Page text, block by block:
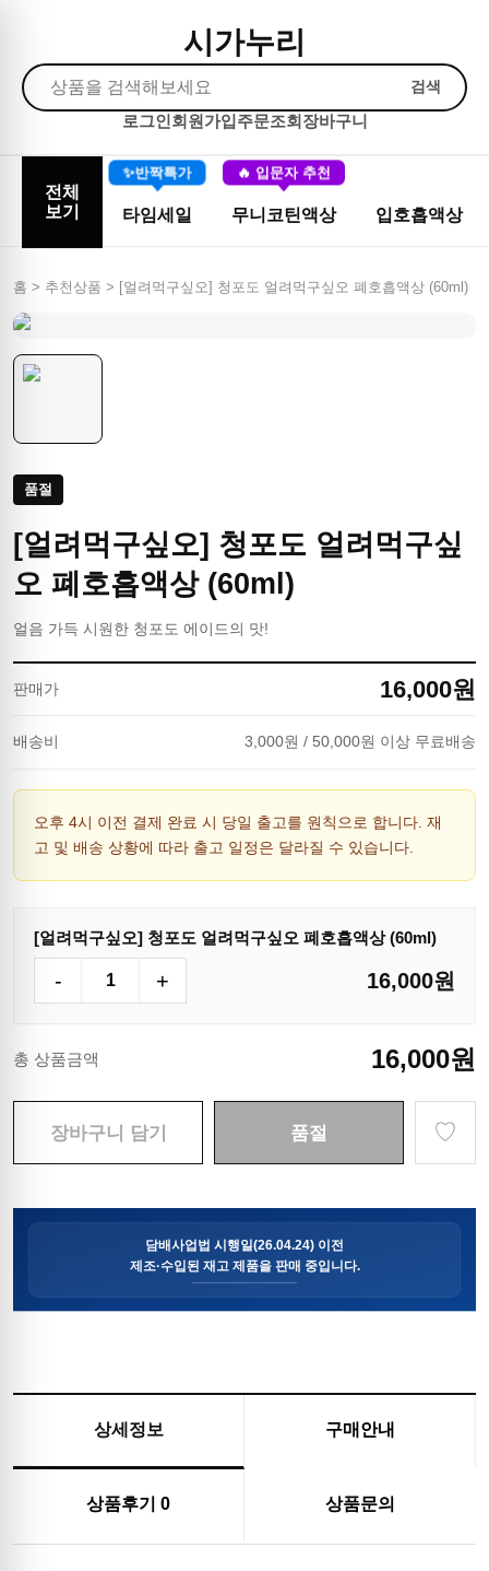
시가누리
검색
로그인회원가입주문조회장바구니
전체
보기
✨반짝특가
타임세일
🔥 입문자 추천
무니코틴액상 입호흡액상
홈 > 추천상품 > [얼려먹구싶오] 청포도 얼려먹구싶오 폐호흡액상 (60ml)
품절
[얼려먹구싶오] 청포도 얼려먹구싶
오 폐호흡액상 (60ml)
얼음 가득 시원한 청포도 에이드의 맛!
판매가 16,000원
배송비 3,000원 / 50,000원 이상 무료배송
오후 4시 이전 결제 완료 시 당일 출고를 원칙으로 합니다. 재
고 및 배송 상황에 따라 출고 일정은 달라질 수 있습니다.
[얼려먹구싶오] 청포도 얼려먹구싶오 폐호흡액상 (60ml)
- + 16,000원
총 상품금액 16,000원
장바구니 담기 품절 ♡
상세정보 구매안내
상품후기 0 상품문의